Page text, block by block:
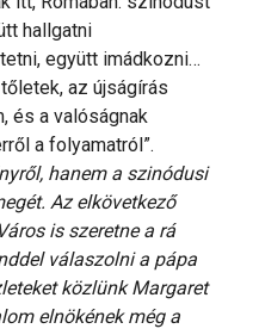
hallgatni
együtt imádkozni…
az újságírás
és a valóságnak
a folyamatról”.
hanem a szinódusi
Az elkövetkező
is szeretne a rá
válaszolni a pápa
közlünk Margaret
elnökének még a